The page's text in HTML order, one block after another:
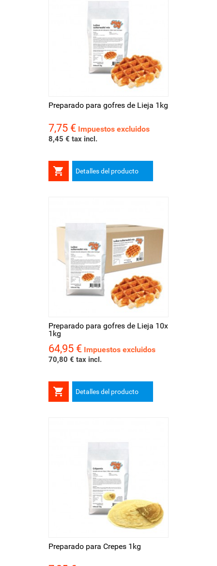
Preparado para gofres de Lieja 1kg
Precio
7,75 € Impuestos excluidos
8,45 € tax incl.
 Detalles del producto
Preparado para gofres de Lieja 10x
1kg
Precio
64,95 € Impuestos excluidos
70,80 € tax incl.
 Detalles del producto
Preparado para Crepes 1kg